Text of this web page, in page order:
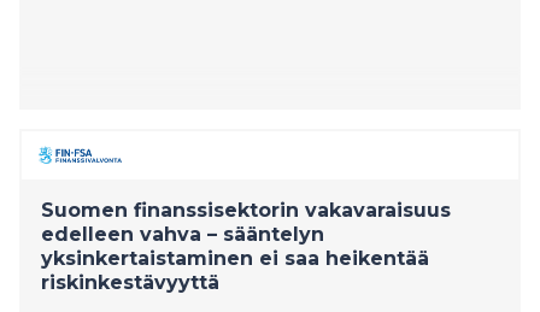
Suomen finanssisektorin vakavaraisuus
edelleen vahva – sääntelyn
yksinkertaistaminen ei saa heikentää
riskinkestävyyttä